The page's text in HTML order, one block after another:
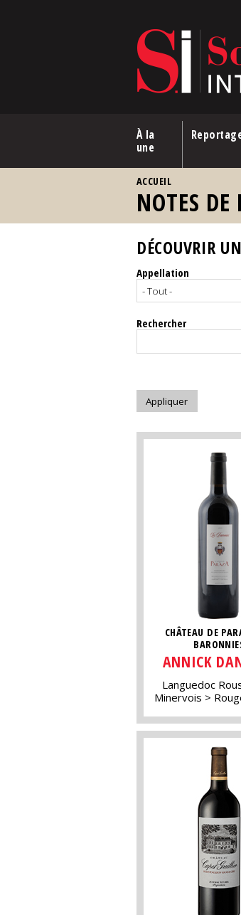
À la
une
ACCUEIL
NOTES DE
DÉCOUVRIR
Appellation
Rechercher
CHÂTEAU DE
ANNICK
Languedoc
Minervois